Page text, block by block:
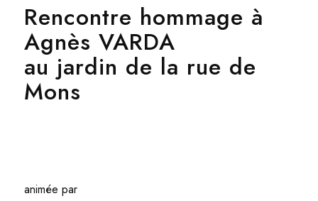
Rencontre hommage à
Agnès VARDA
au jardin de la rue de
Mons
animée par